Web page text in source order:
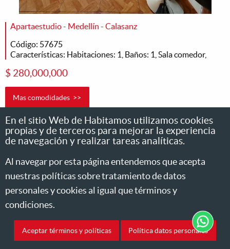
Apartaestudio - Medellín - Calasanz
Código: 57675
Características: Habitaciones: 1, Baños: 1, Sala comedor,
$ 280,000,000
Mas comodidades >>
En Venta
En el sitio Web de Habitamos utilizamos cookies
propias y de terceros para mejorar la experiencia
de navegación y realizar tareas analíticas.
Al navegar por esta página entendemos que acepta
nuestras políticas sobre tratamiento de datos
personales y cookies al igual que términos y
condiciones.
Aceptar términos y políticas Política datos personales